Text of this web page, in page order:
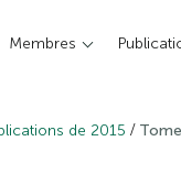
Membres
de 2015 /